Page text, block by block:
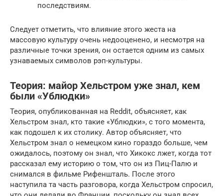
последствиям.
Следует отметить, что влияние этого жеста на
массовую культуру очень недооценено, и несмотря на
различные точки зрения, он остается одним из самых
узнаваемых символов рэп-культуры.
Теория: майор Хельстром уже знал, кем
были «Ублюдки»
Теория, опубликованная на Reddit, объясняет, как
Хельстром знал, кто такие «Ублюдки», с того момента,
как подошел к их столику. Автор объясняет, что
Хельстром знал о немецком кино гораздо больше, чем
ожидалось, поэтому он знал, что Хикокс лжет, когда тот
рассказал ему историю о том, что он из Пиц-Палю и
снимался в фильме Рифеншталь. После этого
наступила та часть разговора, когда Хельстром спросил,